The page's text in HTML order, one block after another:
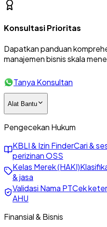
Konsultasi Prioritas
Dapatkan panduan
manajemen bisnis skala
Tanya Konsultan
Alat Bantu
Pengecekan Hukum
KBLI & Izin FinderCari &
perizinan OSS
Kelas Merek (HAKI)
& jasa
Validasi Nama PTCek
AHU
Finansial & Bisnis